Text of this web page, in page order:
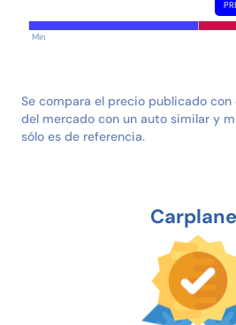
Min
Se compara el precio publicado
del mercado con un auto similar y
sólo es de referencia.